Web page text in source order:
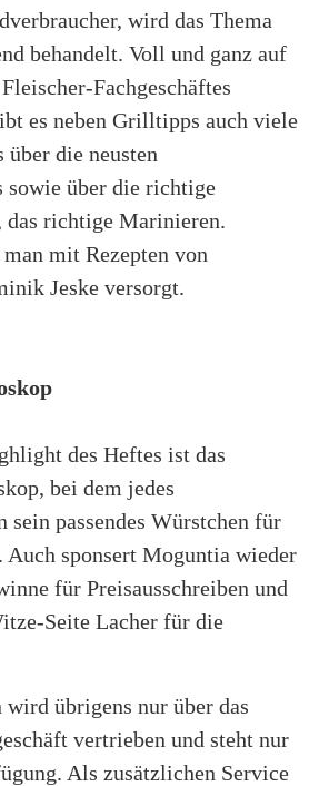
wird das Thema
behandelt. Voll und ganz auf
Fachgeschäftes
es neben Grilltipps auch viele
über die neusten
sowie über die richtige
das richtige Marinieren.
mit Rezepten von
Jeske versorgt.
des Heftes ist das
bei dem jedes
sein passendes Würstchen für
sponsert Moguntia wieder
für Preisausschreiben und
Seite Lacher für die
wird übrigens nur über das
vertrieben und steht nur
Als zusätzlichen Service